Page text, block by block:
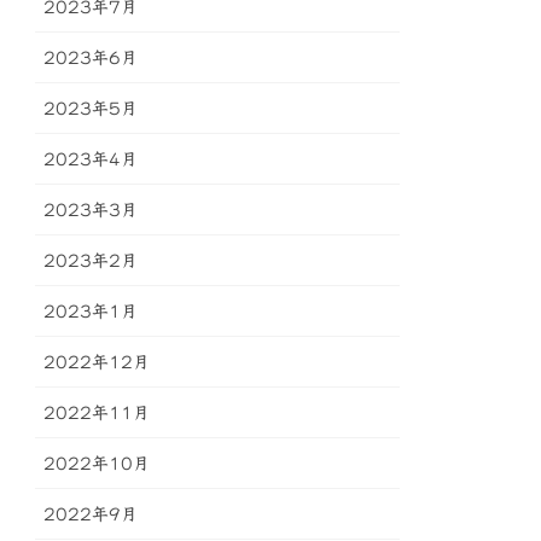
2023年7月
2023年6月
2023年5月
2023年4月
2023年3月
2023年2月
2023年1月
2022年12月
2022年11月
2022年10月
2022年9月